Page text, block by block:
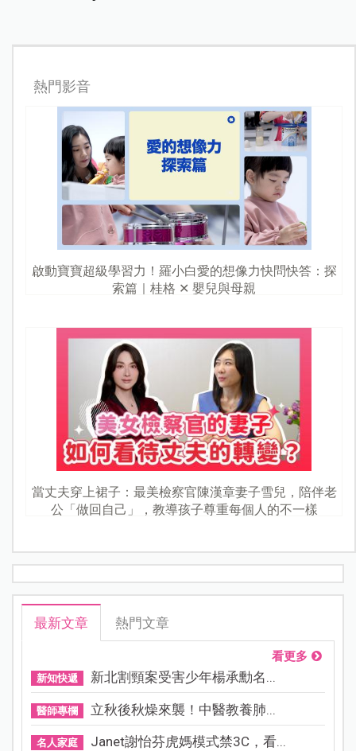
熱門影音
啟動寶寶超級學習力！羅小白愛的想像力快問快答：探
索篇｜桂格 ✕ 嬰兒與母親
當丈夫穿上裙子：最美檢察官陳漢章妻子雪兒，陪伴老
公「做回自己」，教導孩子尊重每個人的不一樣
最新文章 熱門文章
看更多
新知快遞 新北割頸案受害少年楊承勳名...
醫師專欄 立秋後秋燥來襲！中醫教養肺...
名人家庭 Janet謝怡芬虎媽模式禁3C，看...